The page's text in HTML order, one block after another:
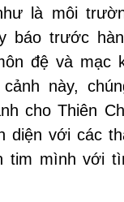
là môi
báo trước
đệ và mạc
cảnh này,
cho Thiên
diện với các
tim mình với